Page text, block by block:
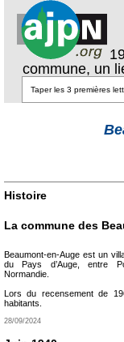
commune, un
Histoire
La commune des
Beaumont-en-Auge est un
du Pays d’Auge, entre
Normandie.
Lors du recensement de
habitants.
28/09/2024